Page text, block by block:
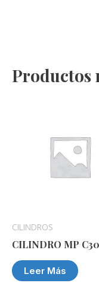
Productos
CILINDROS
CILINDRO MP
Leer Más